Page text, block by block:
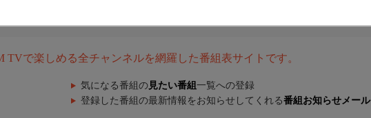
TVで楽しめる全チャンネルを網羅した番組表サイトです。
気になる番組の 見たい番組 一覧への登録
登録した番組の最新情報をお知らせしてくれる番組お知らせメール